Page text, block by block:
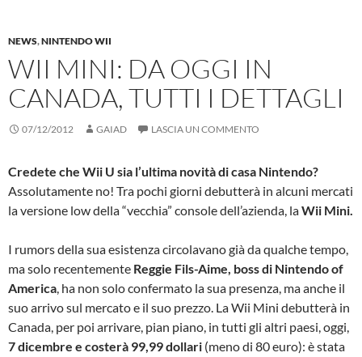
NEWS,NINTENDO WII
WII MINI: DA OGGI IN
CANADA, TUTTI I DETTAGLI
07/12/2012 GAIAD LASCIA UN COMMENTO
Credete che Wii U sia l’ultima novità di casa Nintendo?
Assolutamente no! Tra pochi giorni debutterà in alcuni mercati
la versione low della “vecchia” console dell’azienda, laWii Mini.
I rumors della sua esistenza circolavano già da qualche tempo,
ma solo recentemente Reggie Fils-Aime, boss di Nintendo of
America, ha non solo confermato la sua presenza, ma anche il
suo arrivo sul mercato e il suo prezzo. La Wii Mini debutterà in
Canada, per poi arrivare, pian piano, in tutti gli altri paesi, oggi,
7 dicembre e costerà 99,99 dollari (meno di 80 euro): è stata